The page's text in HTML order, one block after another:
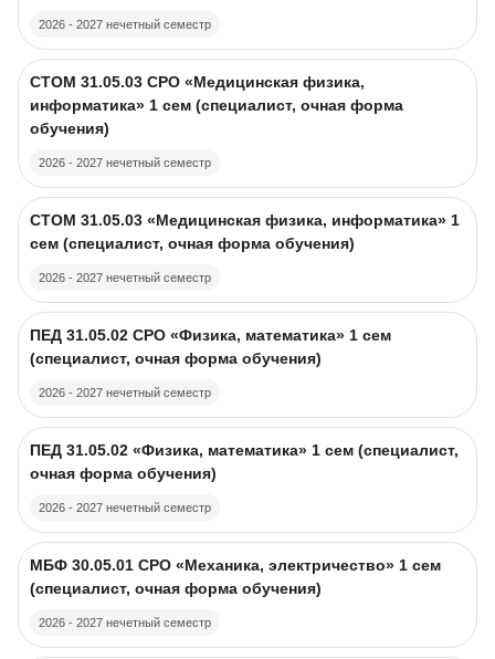
2026 - 2027 нечетный семестр
Изображение курса
Название курса
СТОМ 31.05.03 CPO «Медицинская физика,
информатика» 1 сем (специалист, очная форма
обучения)
2026 - 2027 нечетный семестр
Изображение курса
Название курса
СТОМ 31.05.03 «Медицинская физика, информатика» 1
сем (специалист, очная форма обучения)
2026 - 2027 нечетный семестр
Изображение курса
Название курса
ПЕД 31.05.02 CPO «Физика, математика» 1 сем
(специалист, очная форма обучения)
2026 - 2027 нечетный семестр
Изображение курса
Название курса
ПЕД 31.05.02 «Физика, математика» 1 сем (специалист,
очная форма обучения)
2026 - 2027 нечетный семестр
Изображение курса
Название курса
МБФ 30.05.01 CPO «Механика, электричество» 1 сем
(специалист, очная форма обучения)
2026 - 2027 нечетный семестр